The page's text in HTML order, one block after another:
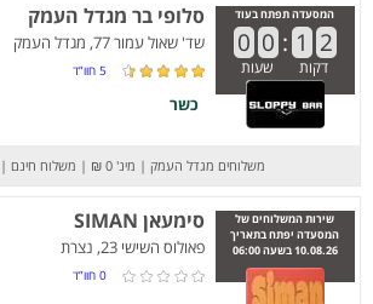
המסעדה תפתח בעוד
0 0 : 1 2
דקות שעות
סלופי בר מגדל העמק
שד' שאול עמור 77, מגדל העמק
5 חוו”ד
כשר
משלוחים מגדל העמק | מינ' 0 ₪ | משלוח חינם |
שירות המשלוחים של
המסעדה יפתח בתאריך
10.08.26 בשעה 06:00
סימעאן SIMAN
פאולוס השישי 23, נצרת
0 חוו”ד